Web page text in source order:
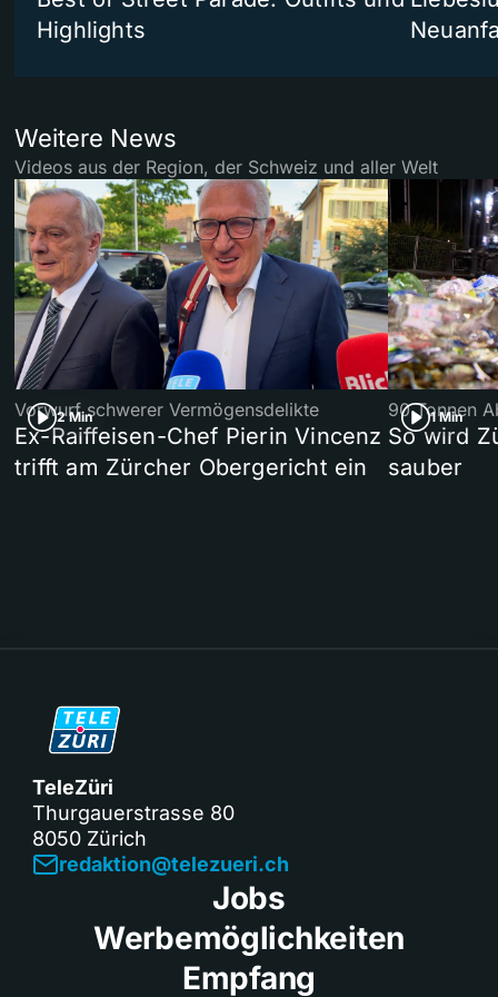
Highlights
Weitere News
Videos aus der Region, der Schweiz und aller Welt
2 Min
Vorwurf schwerer Vermögensdelikte
Ex-Raiffeisen-Chef Pierin Vincenz
trifft am Zürcher Obergericht ein
1 Min
90 Tonnen
So wird
sauber
TeleZüri
Thurgauerstrasse 80
8050 Zürich
redaktion@telezueri.ch
Jobs
Werbemöglichkeiten
Empfang